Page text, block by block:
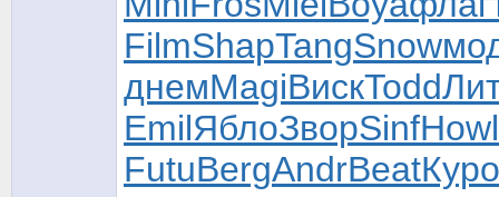
FilmShapTangSnow
днемMagiВискTodd
EmilЯблоЗворSinfHowl
FutuBergAndrBeatКуро